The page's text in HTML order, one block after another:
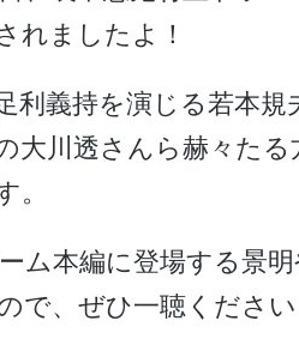
れましたよ！
利義持を演じる若本
大川透さんら赫々た
。
ム本編に登場する景
で、ぜひ一聴くださ